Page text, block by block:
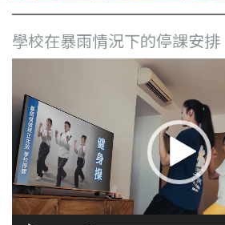
學校在暴雨情況下的停課安排
播
放
器